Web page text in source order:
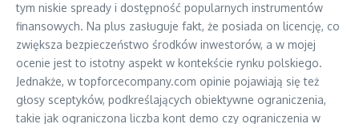
tym niskie spready i dostępność popularnych instrumentów
finansowych. Na plus zasługuje fakt, że posiada on licencję, co
zwiększa bezpieczeństwo środków inwestorów, a w mojej
ocenie jest to istotny aspekt w kontekście rynku polskiego.
Jednakże, w topforcecompany.com opinie pojawiają się też
głosy sceptyków, podkreślających obiektywne ograniczenia,
takie jak ograniczona liczba kont demo czy ograniczenia w